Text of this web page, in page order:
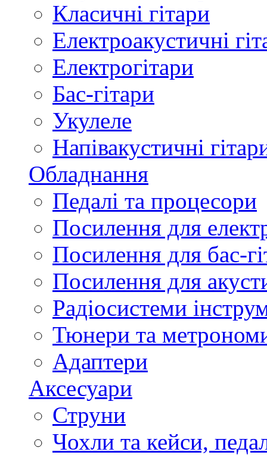
Класичні гітари
Електроакустичні
Електрогітари
Бас-гітари
Укулеле
Напівакустичні
Обладнання
Педалі та процесори
Посилення для
Посилення для бас-
Посилення для
Радіосистеми
Тюнери та
Адаптери
Аксесуари
Струни
Чохли та кейси,